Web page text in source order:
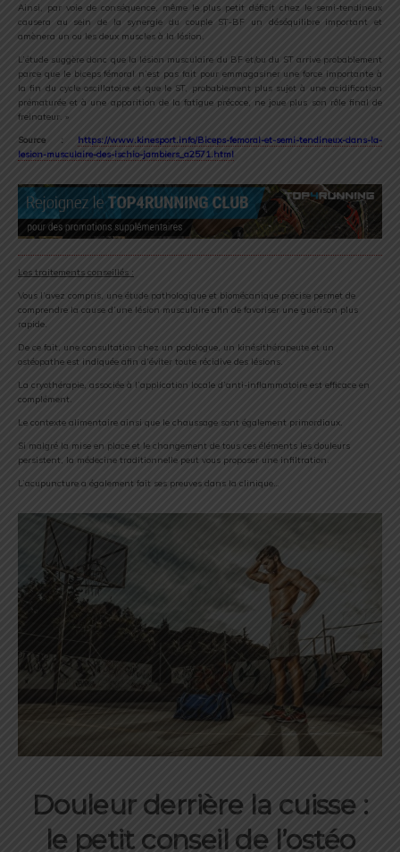
Ainsi, par voie de conséquence, même le plus petit déficit chez le semi-tendineux
causera au sein de la synergie du couple ST-BF un déséquilibre important et
amènera un ou les deux muscles à la lésion.
L’étude suggère donc que la lésion musculaire du BF et/ou du ST arrive probablement
parce que le biceps fémoral n’est pas fait pour emmagasiner une force importante à
la fin du cycle oscillatoire et que le ST, probablement plus sujet à une acidification
prématurée et à une apparition de la fatigue précoce, ne joue plus son rôle final de
freinateur. »
Source : https://www.kinesport.info/Biceps-femoral-et-semi-tendineux-dans-la-
lesion-musculaire-des-ischio-jambiers_a2571.html
Les traitements conseillés :
Vous l’avez compris, une étude pathologique et biomécanique précise permet de
comprendre la cause d’une lésion musculaire afin de favoriser une guérison plus
rapide.
De ce fait, une consultation chez un podologue, un kinésithérapeute et un
ostéopathe est indiquée afin d’éviter toute récidive des lésions.
La cryothérapie, associée à l’application locale d’anti-inflammatoire est efficace en
complément.
Le contexte alimentaire ainsi que le chaussage sont également primordiaux.
Si malgré la mise en place et le changement de tous ces éléments les douleurs
persistent, la médecine traditionnelle peut vous proposer une infiltration.
L’acupuncture a également fait ses preuves dans la clinique…
Douleur derrière la cuisse :
le petit conseil de l’ostéo